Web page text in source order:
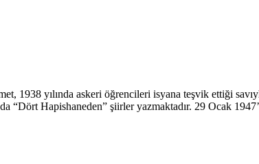
1938 yılında askeri öğrencileri isyana teşvik ettiği
“Dört Hapishaneden” şiirler yazmaktadır. 29 Ocak